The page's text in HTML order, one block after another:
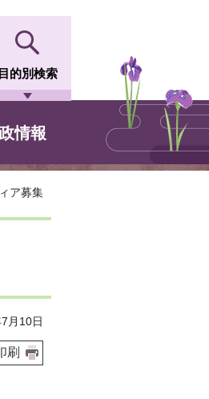
目的別検索
情報
ア募集
月10日
刷